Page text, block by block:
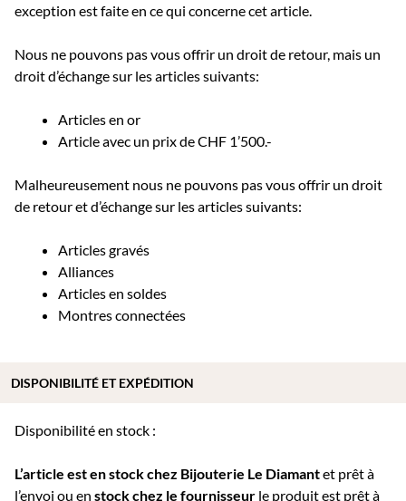
exception est faite en ce qui concerne cet article.
Nous ne pouvons pas vous offrir un droit de retour, mais un
droit d’échange sur les articles suivants:
Articles en or
Article avec un prix de CHF 1’500.-
Malheureusement nous ne pouvons pas vous offrir un droit
de retour et d’échange sur les articles suivants:
Articles gravés
Alliances
Articles en soldes
Montres connectées
Disponibilité en stock :
L’article est en stock chez Bijouterie Le Diamantet prêt à
l’envoi ou en stock chez le fournisseur le produit est prêt à
DISPONIBILITÉ ET EXPÉDITION